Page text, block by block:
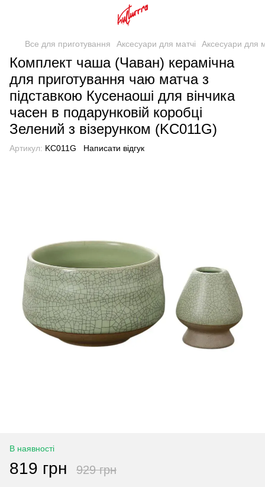
Все для приготування Аксесуари для матчі Аксесуари для
Комплект чаша (Чаван) керамічна
для приготування чаю матча з
підставкою Кусенаоші для вінчика
часен в подарунковій коробці
Зелений з візерунком (KC011G)
Артикул: KC011G Написати відгук
В наявності
819 грн 929 грн